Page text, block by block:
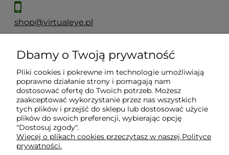
shop@virtualeye.pl
Moje konto
Płatności i dostawa
Informacje
O nas
Dbamy o Twoją prywatność
Pliki cookies i pokrewne im technologie umożliwiają
poprawne działanie strony i pomagają nam
dostosować ofertę do Twoich potrzeb. Możesz
zaakceptować wykorzystanie przez nas wszystkich
tych plików i przejść do sklepu lub dostosować użycie
plików do swoich preferencji, wybierając opcję
"Dostosuj zgody".
Więcej o plikach cookies przeczytasz w naszej Polityce
prywatności.